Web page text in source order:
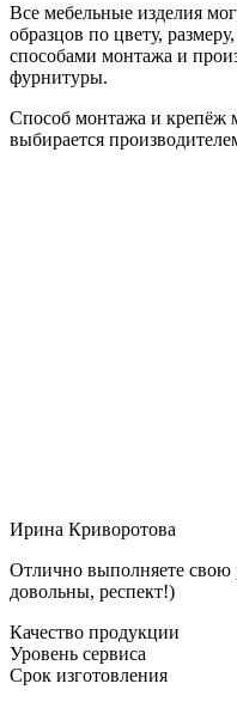
Все мебельные изделия
образцов по цвету,
способами монтажа и
фурнитуры.
Способ монтажа и крепёж
выбирается
Ирина Криворотова
Отлично выполняете свою
довольны, респект!)
Качество продукции
Уровень сервиса
Срок изготовления